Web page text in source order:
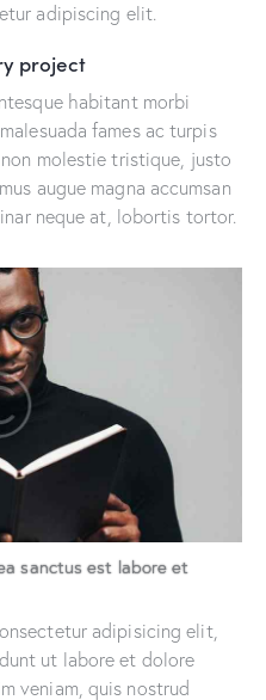
adipiscing elit.
project
habitant morbi
fames ac turpis
molestie tristique, justo
augue magna accumsan
neque at, lobortis tortor.
sanctus est labore et
adipisicing elit,
ut labore et dolore
veniam, quis nostrud